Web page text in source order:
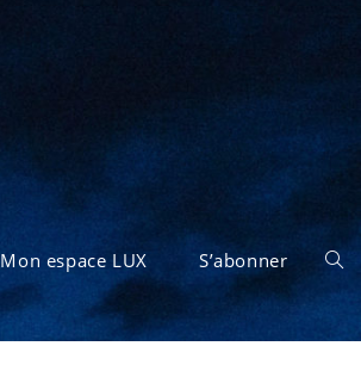
Mon espace LUX S’abonner